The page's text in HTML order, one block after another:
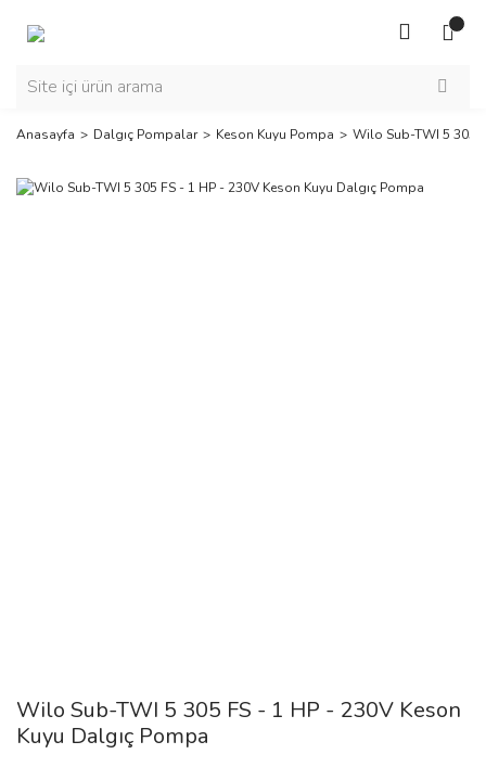
Anasayfa Dalgıç Pompalar Keson Kuyu Pompa Wilo Sub-TWI 5 305
Wilo Sub-TWI 5 305 FS - 1 HP - 230V Keson
Kuyu Dalgıç Pompa